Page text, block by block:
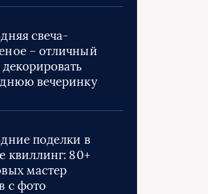
свеча-
– отличный
вечеринку
поделки в
квиллинг: 80+
мастер
с фото